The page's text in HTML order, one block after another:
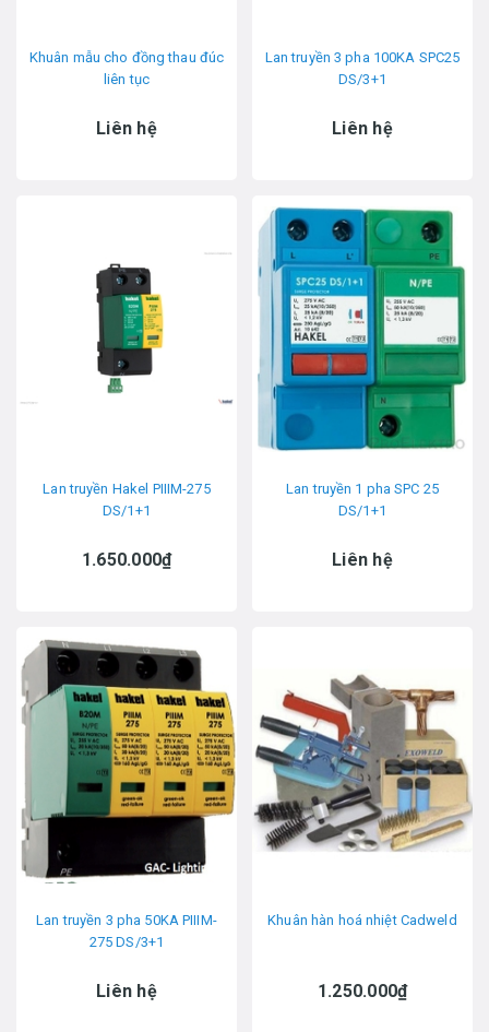
Khuân mẫu cho đồng thau đúc
liên tục
Liên hệ
Lan truyền 3 pha 100KA SPC25
DS/3+1
Liên hệ
Lan truyền Hakel PIIIM-275
DS/1+1
1.650.000₫
Lan truyền 1 pha SPC 25
DS/1+1
Liên hệ
Lan truyền 3 pha 50KA PIIIM-
275 DS/3+1
Liên hệ
Khuân hàn hoá nhiệt Cadweld
1.250.000₫